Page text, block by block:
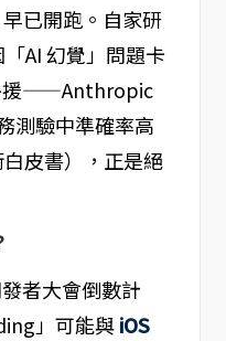
已開跑。自家研
AI 幻覺」問題卡
援——Anthropic
測驗中準確率高
皮書），正是絕
者大會倒數計
」可能與iOS